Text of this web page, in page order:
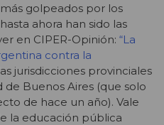
golpeados por los
ahora han sido las
en CIPER-Opinión: “La
contra la
jurisdicciones provinciales
Buenos Aires (que solo
de hace un año). Vale
la educación pública